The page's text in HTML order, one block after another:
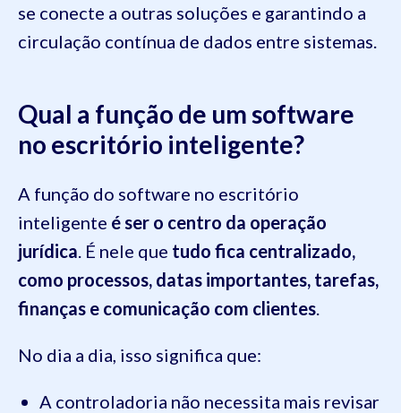
se conecte a outras soluções e garantindo a
circulação contínua de dados entre sistemas.
Qual a função de um software
no escritório inteligente?
A função do software no escritório
inteligente é ser o centro da operação
jurídica . É nele que tudo fica centralizado,
como processos, datas importantes, tarefas,
finanças e comunicação com clientes
No dia a dia, isso significa que:
A controladoria não necessita mais revisar